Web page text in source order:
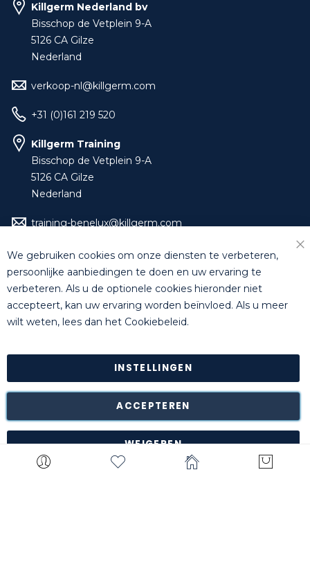
Killgerm Nederland bv
Bisschop de Vetplein 9-A
5126 CA Gilze
Nederland
verkoop-nl@killgerm.com
+31 (0)161 219 520
Killgerm Training
Bisschop de Vetplein 9-A
5126 CA Gilze
Nederland
training-benelux@killgerm.com
+32 (0)14 44 22 79
© Killgerm Group Ltd. All rights reserved |
Retour van goederen is mogelijk* binnen de 14 dagen na
ontvangstdatum in de originele onbeschadigde verpakking
naar ons magazijn te Turnhout (België).
*met uitzondering van bepaalde producten zoals
We gebruiken cookies om onze diensten te verbeteren,
persoonlijke aanbiedingen te doen en uw ervaring te
verbeteren. Als u de optionele cookies hieronder niet
accepteert, kan uw ervaring worden beïnvloed. Als u meer
wilt weten, lees dan het Cookiebeleid.
ACCEPTEREN
INSTELLINGEN
WEIGEREN